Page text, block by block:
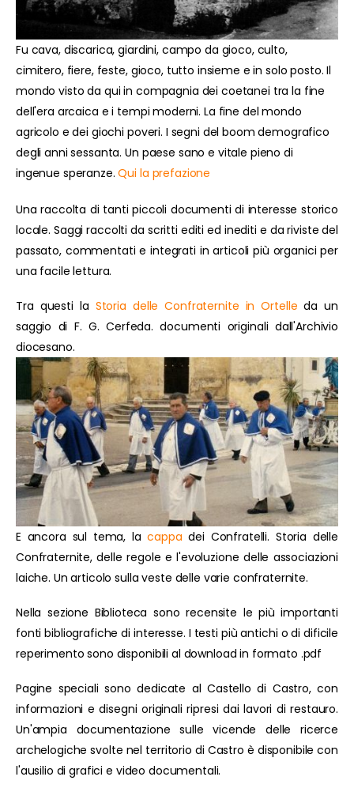
Fu cava, discarica, giardini, campo da gioco, culto,
cimitero, fiere, feste, gioco, tutto insieme e in solo posto. Il
mondo visto da qui in compagnia dei coetanei tra la fine
dell'era arcaica e i tempi moderni. La fine del mondo
agricolo e dei giochi poveri. I segni del boom demografico
degli anni sessanta. Un paese sano e vitale pieno di
ingenue speranze.Qui la prefazione
Una raccolta di tanti piccoli documenti di interesse storico
locale. Saggi raccolti da scritti editi ed inediti e da riviste del
passato, commentati e integrati in articoli più organici per
una facile lettura.
Tra questi la Storia delle Confraternite in Ortelle da un
saggio di F. G. Cerfeda. documenti originali dall'Archivio
diocesano.
E ancora sul tema, lacappa dei Confratelli. Storia delle
Confraternite, delle regole e l'evoluzione delle associazioni
laiche. Un articolo sulla veste delle varie confraternite.
Nella sezione Biblioteca sono recensite le più importanti
fonti bibliografiche di interesse. I testi più antichi o di dificile
reperimento sono disponibili al download in formato .pdf
Pagine speciali sono dedicate al Castello di Castro, con
informazioni e disegni originali ripresi dai lavori di restauro.
Un'ampia documentazione sulle vicende delle ricerce
archelogiche svolte nel territorio di Castro è disponibile con
l'ausilio di grafici e video documentali.